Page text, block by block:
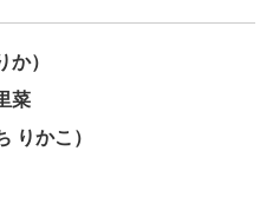
）
菜
りかこ）